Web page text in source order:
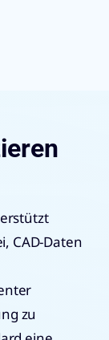
CAD-Daten
zu